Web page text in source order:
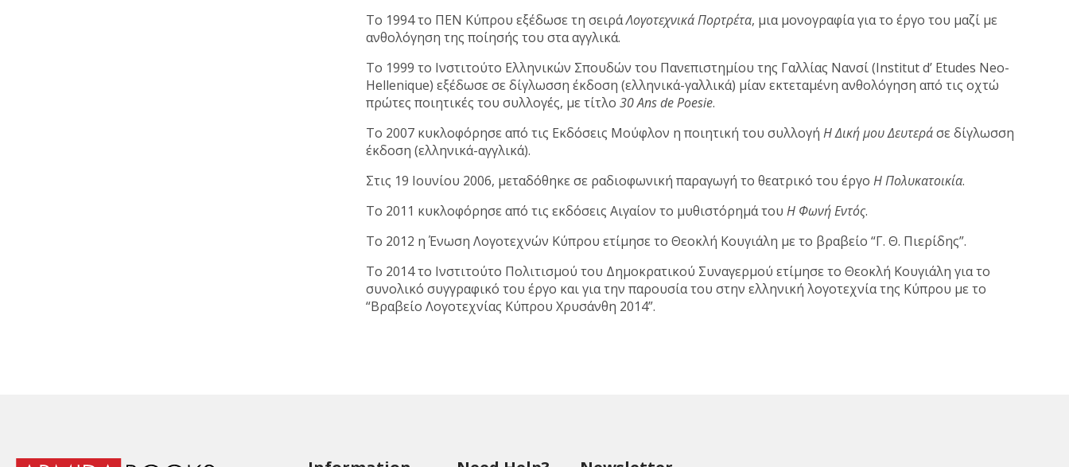
Το 1994 το ΠΕΝ Κύπρου εξέδωσε τη σειράΛογοτεχνικά Πορτρέτα, μια μονογραφία για το έργο του μαζί με
ανθολόγηση της ποίησής του στα αγγλικά.
Το 1999 το Ινστιτούτο Ελληνικών Σπουδών του Πανεπιστημίου της Γαλλίας Νανσί (Institut d’ Etudes Neo-
Hellenique) εξέδωσε σε δίγλωσση έκδοση (ελληνικά-γαλλικά) μίαν εκτεταμένη ανθολόγηση από τις οχτώ
πρώτες ποιητικές του συλλογές, με τίτλο30 Ans de Poesie.
Το 2007 κυκλοφόρησε από τις Εκδόσεις Μούφλον η ποιητική του συλλογήΗ Δική μου Δευτεράσε δίγλωσση
έκδοση (ελληνικά-αγγλικά).
Στις 19 Ιουνίου 2006, μεταδόθηκε σε ραδιοφωνική παραγωγή το θεατρικό του έργοΗ Πολυκατοικία.
Το 2011 κυκλοφόρησε από τις εκδόσεις Αιγαίον το μυθιστόρημά τουΗ Φωνή Εντός.
Το 2012 η Ένωση Λογοτεχνών Κύπρου ετίμησε το Θεοκλή Κουγιάλη με το βραβείο “Γ. Θ. Πιερίδης”.
Το 2014 το Ινστιτούτο Πολιτισμού του Δημοκρατικού Συναγερμού ετίμησε το Θεοκλή Κουγιάλη για το
συνολικό συγγραφικό του έργο και για την παρουσία του στην ελληνική λογοτεχνία της Κύπρου με το
“Βραβείο Λογοτεχνίας Κύπρου Χρυσάνθη 2014”.